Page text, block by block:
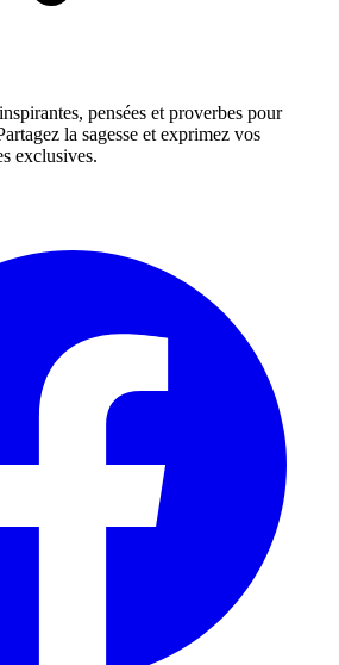
pensées et proverbes pour
la sagesse et exprimez vos
exclusives.